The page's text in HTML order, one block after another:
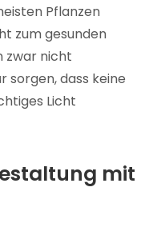
Pflanzen
zum gesunden
zwar nicht
sorgen, dass keine
Licht
mit